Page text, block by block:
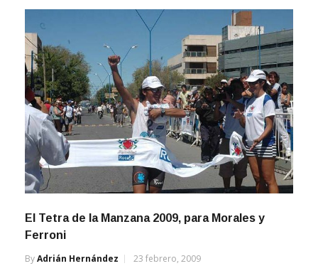
El Tetra de la Manzana 2009, para Morales y
Ferroni
ByAdrián Hernández 23 febrero, 2009